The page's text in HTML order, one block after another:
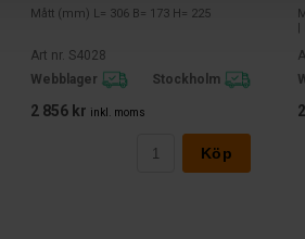
Mått (mm) L= 306 B= 173 H= 225
Art nr. S4028
Webblager
Stockholm
2 856 kr inkl. moms
Köp